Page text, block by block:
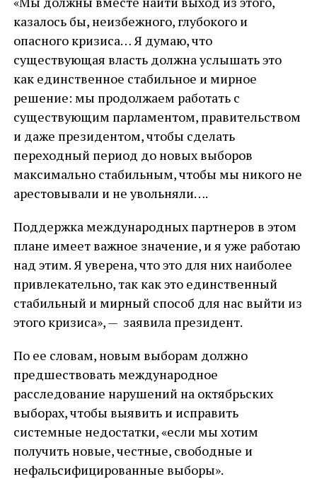
казалось бы, неизбежного, глубокого и
опасного кризиса… Я думаю, что
существующая власть должна услышать это
как единственное стабильное и мирное
решение: мы продолжаем работать с
существующим парламентом, правительством
и даже президентом, чтобы сделать
переходный период до новых выборов
максимально стабильным, чтобы мы никого не
арестовывали и не увольняли….
Поддержка международных партнеров в этом
плане имеет важное значение, и я уже работаю
над этим. Я уверена, что это для них наиболее
привлекательно, так как это единственный
стабильный и мирный способ для нас выйти из
этого кризиса», — заявила президент.
По ее словам, новым выборам должно
предшествовать международное
расследование нарушений на октябрьских
выборах, чтобы выявить и исправить
системные недостатки, «если мы хотим
получить новые, честные, свободные и
нефальсифицированные выборы».